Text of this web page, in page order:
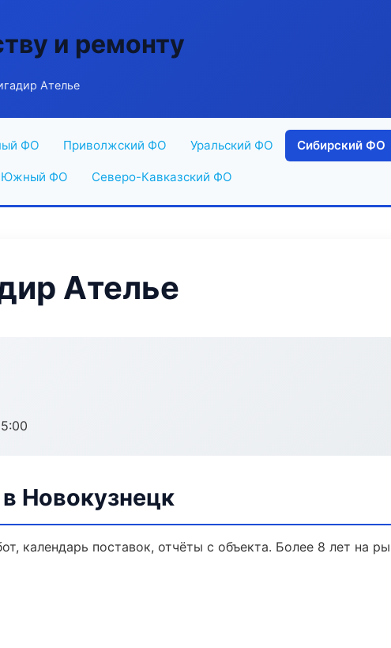
и ремонту
Ателье
ФО Приволжский ФО Уральский ФО Сибирский ФО
Южный ФО Северо-Кавказский ФО
Ателье
Новокузнецк
календарь поставок, отчёты с объекта. Более 8 лет на